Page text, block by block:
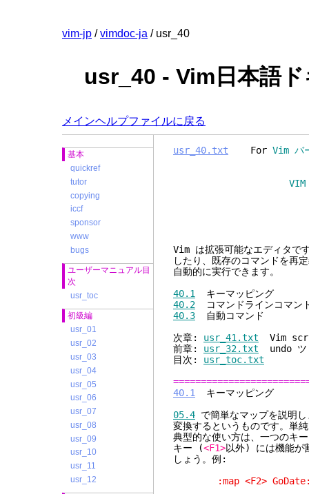
vim-jp /vimdoc-ja / usr_40
usr_40 - Vim日本語
メインヘルプファイルに戻る
基本
quickref
tutor
copying
iccf
sponsor
www
bugs
ユーザーマニュアル目
次
usr_toc
初級編
usr_01
usr_02
usr_03
usr_04
usr_05
usr_06
usr_07
usr_08
usr_09
usr_10
usr_11
usr_12
usr_40.txt For Vim バ
VIM ユーザーマ
Vim は拡張可能なエディタで
したり、既存のコマンドを再
自動的に実行できます。
40.1
キーマッピング
40.2 コマンドラインコマン
40.3 自動コマンド
次章: usr_41.txt Vim
前章: usr_32.txt undo ツ
目次: usr_toc.txt
40.1
キーマッピング
05.4 で簡単なマップを説明
変換するというものです。単
典型的な使い方は、一つのキ
キー (<F1>以外) には機能が
しょう。例:
:map <F2> GoDate: